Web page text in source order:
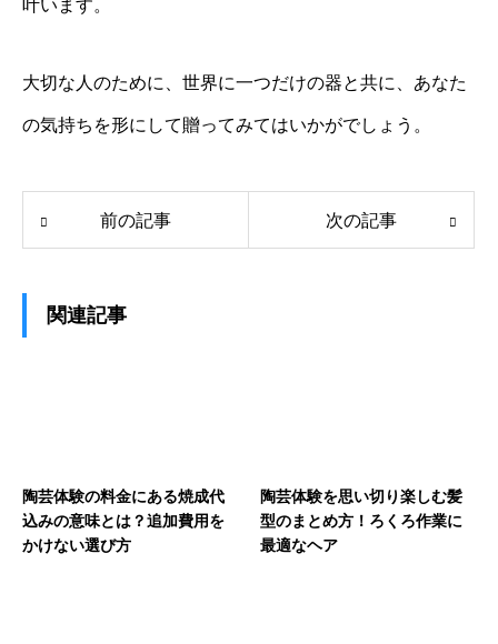
叶います。
大切な人のために、世界に一つだけの器と共に、あなた
の気持ちを形にして贈ってみてはいかがでしょう。
前の記事 次の記事
関連記事
陶芸体験の料金にある焼成代
込みの意味とは？追加費用を
かけない選び方
陶芸体験を思い切り楽しむ髪
型のまとめ方！ろくろ作業に
最適なヘア